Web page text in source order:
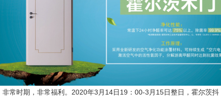
非常时期，非常福利。 2020年3 月 14日19 ： 00-3 月 15日整日，霍尔茨抖